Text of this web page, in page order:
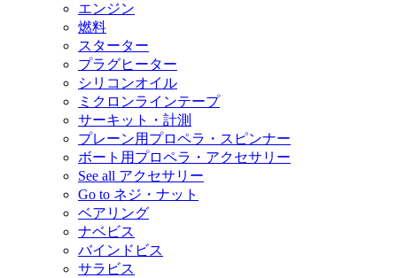
エンジン
燃料
スターター
プラグヒーター
シリコンオイル
ミクロンラインテープ
サーキット・計測
プレーン用プロペラ・スピンナー
ボート用プロペラ・アクセサリー
See all アクセサリー
Go to ネジ・ナット
ベアリング
ナベビス
バインドビス
サラビス